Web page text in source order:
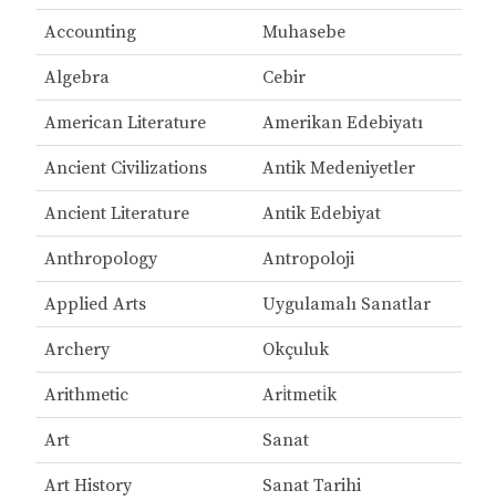
Accounting Muhasebe
Algebra Cebir
American Literature Amerikan Edebiyatı
Ancient Civilizations Antik Medeniyetler
Ancient Literature Antik Edebiyat
Anthropology Antropoloji
Applied Arts Uygulamalı Sanatlar
Archery Okçuluk
Arithmetic Ari̇tmeti̇k
Art Sanat
Art History Sanat Tarihi